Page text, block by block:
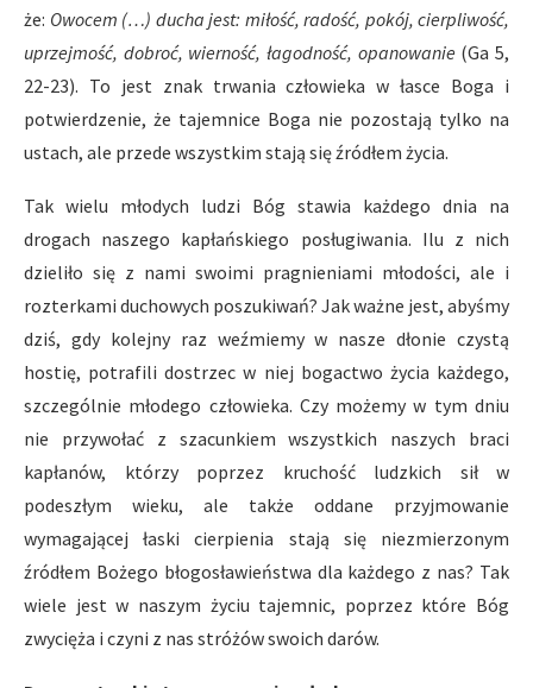
że: Owocem (…) ducha jest: miłość, radość, pokój, cierpliwość,
uprzejmość, dobroć, wierność, łagodność, opanowanie (Ga 5,
22-23). To jest znak trwania człowieka w łasce Boga i
potwierdzenie, że tajemnice Boga nie pozostają tylko na
ustach, ale przede wszystkim stają się źródłem życia.
Tak wielu młodych ludzi Bóg stawia każdego dnia na
drogach naszego kapłańskiego posługiwania. Ilu z nich
dzieliło się z nami swoimi pragnieniami młodości, ale i
rozterkami duchowych poszukiwań? Jak ważne jest, abyśmy
dziś, gdy kolejny raz weźmiemy w nasze dłonie czystą
hostię, potrafili dostrzec w niej bogactwo życia każdego,
szczególnie młodego człowieka. Czy możemy w tym dniu
nie przywołać z szacunkiem wszystkich naszych braci
kapłanów, którzy poprzez kruchość ludzkich sił w
podeszłym wieku, ale także oddane przyjmowanie
wymagającej łaski cierpienia stają się niezmierzonym
źródłem Bożego błogosławieństwa dla każdego z nas? Tak
wiele jest w naszym życiu tajemnic, poprzez które Bóg
zwycięża i czyni z nas stróżów swoich darów.